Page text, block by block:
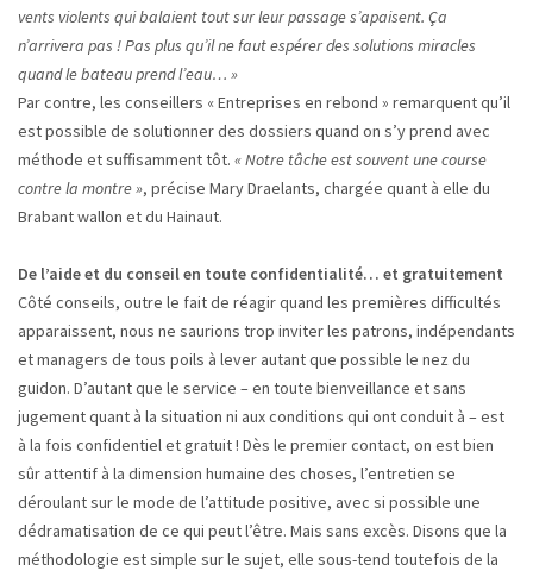
vents violents qui balaient tout sur leur passages’apaisent. Ça
n’arrivera pas ! Pas plus qu’il ne faut espérer des solutions miracles
quand le bateau prend l’eau… »
Par contre, les conseillers « Entreprises en rebond » remarquent qu’il
est possible de solutionner des dossiers quand on s’y prend avec
méthode et suffisamment tôt. « Notre tâche est souvent une course
contre la montre », précise Mary Draelants, chargée quant à elle du
Brabant wallon et du Hainaut.
De l’aide et du conseil en toute confidentialité… et gratuitement
Côté conseils, outre le fait de réagir quand les premières difficultés
apparaissent, nous ne saurions trop inviter les patrons, indépendants
et managers de tous poils à lever autant que possible le nez du
guidon. D’autant que le service – en toute bienveillance et sans
jugement quant à la situation ni aux conditions qui ont conduit à – est
à la fois confidentiel et gratuit ! Dès le premier contact, on est bien
sûr attentif à la dimension humaine des choses, l’entretien se
déroulant sur le mode de l’attitude positive, avec si possible une
dédramatisation de ce qui peut l’être. Mais sans excès. Disons que la
méthodologie est simple sur le sujet, elle sous-tend toutefois de la